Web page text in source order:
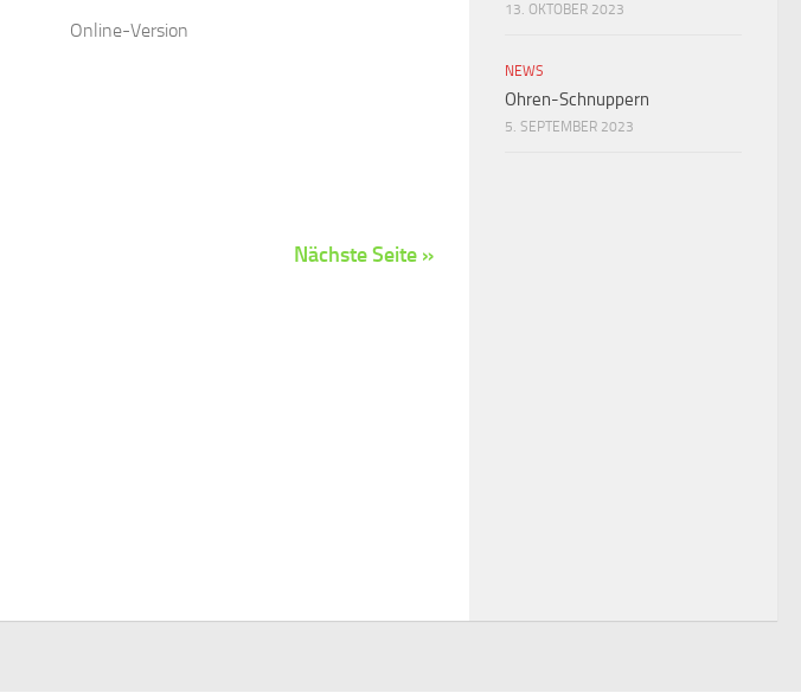
Online-Version
Nächste Seite »
13. OKTOBER 2023
NEWS
Ohren-Schnuppern
5. SEPTEMBER 2023